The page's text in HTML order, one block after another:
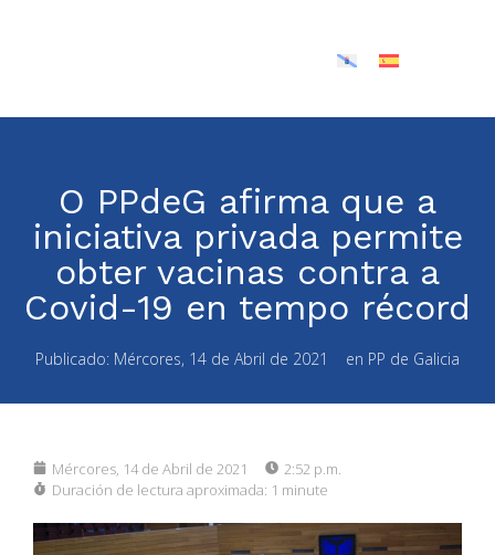
O PPdeG afirma que a
iniciativa privada permite
obter vacinas contra a
Covid-19 en tempo récord
Publicado: Mércores, 14 de Abril de 2021 en PP de Galicia
Mércores, 14 de Abril de 2021
2:52 p.m.
Duración de lectura aproximada: 1 minute